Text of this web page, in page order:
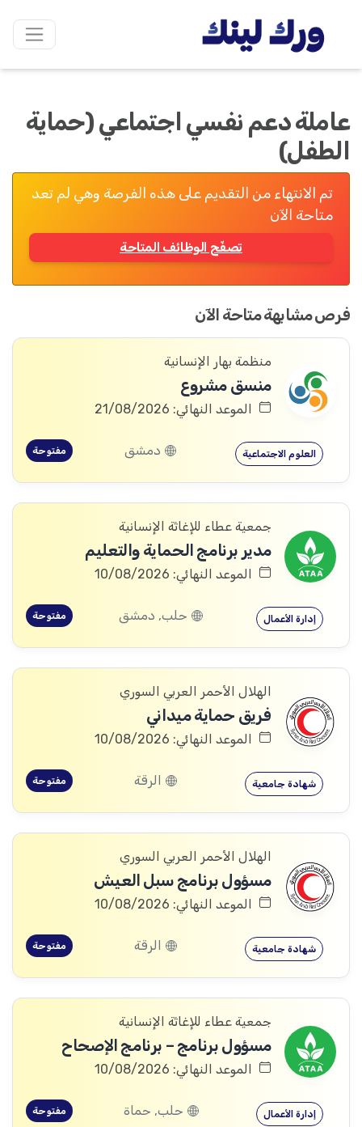
عاملة دعم نفسي اجتماعي (حماية
الطفل)
تم الانتهاء من التقديم على هذه الفرصة وهي لم تعد
متاحة الآن
تصفّح الوظائف المتاحة
فرص مشابهة متاحة الآن
منظمة بهار الإنسانية
منسق مشروع
الموعد النهائي: 21/08/2026
العلوم الاجتماعية دمشق مفتوحة
جمعية عطاء للإغاثة الإنسانية
مدير برنامج الحماية والتعليم
الموعد النهائي: 10/08/2026
إدارة الأعمال حلب, دمشق مفتوحة
الهلال الأحمر العربي السوري
فريق حماية ميداني
الموعد النهائي: 10/08/2026
شهادة جامعية الرقة مفتوحة
الهلال الأحمر العربي السوري
مسؤول برنامج سبل العيش
الموعد النهائي: 10/08/2026
شهادة جامعية الرقة مفتوحة
جمعية عطاء للإغاثة الإنسانية
مسؤول برنامج – برنامج الإصحاح
الموعد النهائي: 10/08/2026
إدارة الأعمال حلب, حماة مفتوحة